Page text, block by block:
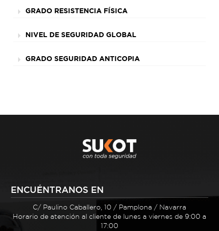
GRADO RESISTENCIA FÍSICA
NIVEL DE SEGURIDAD GLOBAL
GRADO SEGURIDAD ANTICOPIA
ENCUÉNTRANOS EN
C/ Paulino Caballero, 10 / Pamplona / Navarra
Horario de atención al cliente de lunes a viernes de 9:00 a
17:00